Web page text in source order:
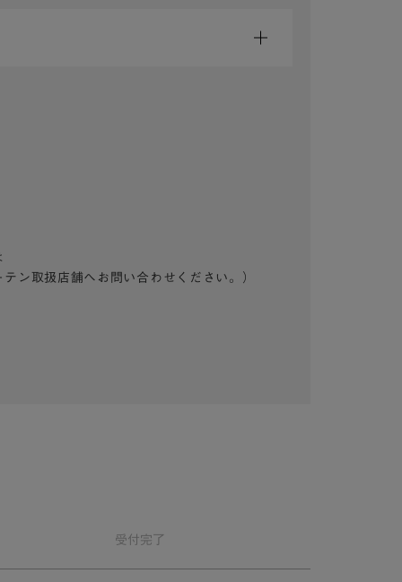
ン取扱店舗へお問い合わせください。）
受付完了